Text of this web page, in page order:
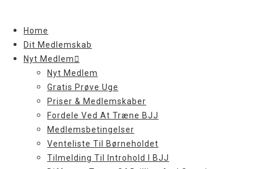
contentHome
Dit Medlemskab
Nyt Medlem
Nyt Medlem
Gratis Prøve Uge
Priser & Medlemskaber
Fordele Ved At Træne BJJ
Medlemsbetingelser
Venteliste Til Børneholdet
Tilmelding Til Introhold I BJJ